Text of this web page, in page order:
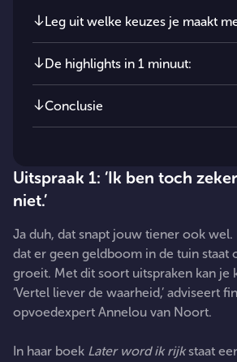
In dit artikel
Leg uit welke keuzes je maakt
De highlights in 1 minuut:
Conclusie
Uitspraak 1: ‘Ik ben toch
niet.’
Ja duh, dat snapt jouw tiener ook
dat er geen geldboom in de tuin staat
groeit. Met dit soort uitspraken kan je
‘Vertel liever de waarheid,’ adviseert
opvoedexpert Annelou van Noort.
In haar boek Later word ik rijkstaat